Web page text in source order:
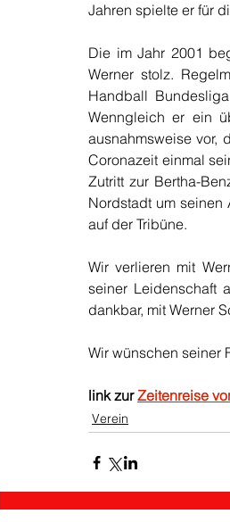
Jahren spielte er für
Die im Jahr 2001
Werner stolz.
Handball
Wenngleich er ein
ausnahmsweise vor,
Coronazeit einmal
Zutritt zur Bertha-
Nordstadt um
auf der Tribüne.
Wir verlieren mit
seiner Leidenschaft
dankbar, mit Werner
Wir wünschen seiner
link zur Zeitenreise
Verein